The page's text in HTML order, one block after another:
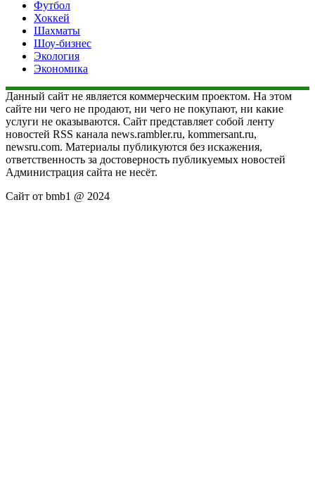
Футбол
Хоккей
Шахматы
Шоу-бизнес
Экология
Экономика
Данный сайт не является коммерческим проектом. На этом
сайте ни чего не продают, ни чего не покупают, ни какие
услуги не оказываются. Сайт представляет собой ленту
новостей RSS канала news.rambler.ru, kommersant.ru,
newsru.com. Материалы публикуются без искажения,
ответственность за достоверность публикуемых новостей
Администрация сайта не несёт.
Сайт от bmb1 @ 2024